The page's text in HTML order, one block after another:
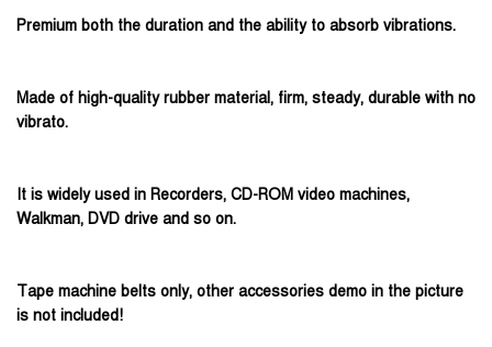
Premium both the duration and the ability to absorb vibrations.
Made of high-quality rubber material, firm, steady, durable with no
vibrato.
It is widely used in Recorders, CD-ROM video machines,
Walkman, DVD drive and so on.
Tape machine belts only, other accessories demo in the picture
is not included!